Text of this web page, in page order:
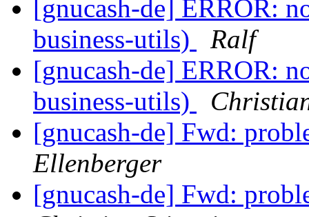
[gnucash-de] ERROR:
business-utils)
Ralf
[gnucash-de] ERROR:
business-utils)
[gnucash-de] Fwd:
Ellenberger
[gnucash-de] Fwd: